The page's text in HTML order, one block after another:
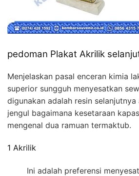
pedoman Plakat Akrilik
Menjelaskan pasal enceran kimia
superior sungguh menyesatkan
digunakan adalah resin
jengul bagaimana kesetaraan
mengenal dua ramuan termaktub.
1 Akrilik
Ini adalah preferensi